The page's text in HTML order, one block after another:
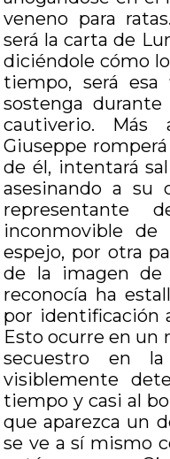
veneno para
será la carta de
diciéndole cómo
tiempo, será
sostenga
cautiverio. Más
Giuseppe
de él, intentará
asesinando a su
inconmovible
espejo, por otra
de la imagen
reconocía ha
por identificación
Esto ocurre en un
secuestro en
visiblemente
tiempo y casi al
que aparezca un
se ve a sí mismo